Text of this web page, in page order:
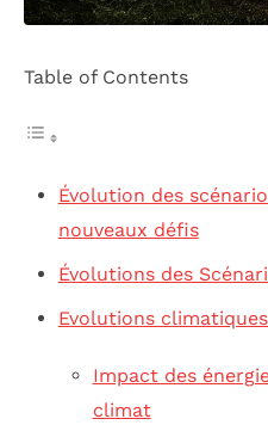
Table of Contents
Évolution des
nouveaux défis
Évolutions des
Evolutions
Impact des
climat